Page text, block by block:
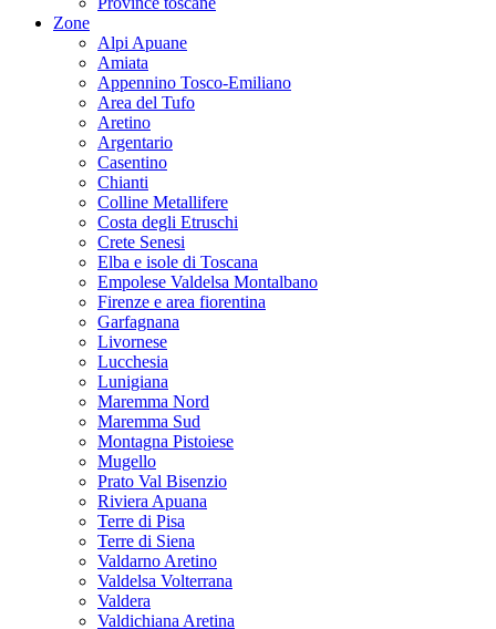
Zone
Alpi Apuane
Amiata
Appennino Tosco-Emiliano
Area del Tufo
Aretino
Argentario
Casentino
Chianti
Colline Metallifere
Costa degli Etruschi
Crete Senesi
Elba e isole di Toscana
Empolese Valdelsa Montalbano
Firenze e area fiorentina
Garfagnana
Livornese
Lucchesia
Lunigiana
Maremma Nord
Maremma Sud
Montagna Pistoiese
Mugello
Prato Val Bisenzio
Riviera Apuana
Terre di Pisa
Terre di Siena
Valdarno Aretino
Valdelsa Volterrana
Valdera
Valdichiana Aretina